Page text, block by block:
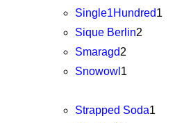
Single1Hundred1
Sique Berlin2
Smaragd2
Snowowl 1
Strapped Soda1